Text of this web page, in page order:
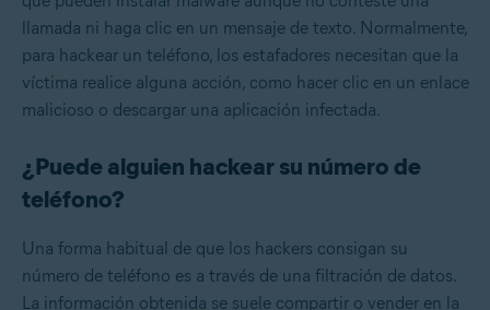
llamada ni haga clic en un mensaje de texto. Normalmente,
para hackear un teléfono, los estafadores necesitan que la
víctima realice alguna acción, como hacer clic en un enlace
malicioso o descargar una aplicación infectada.
¿Puede alguien hackear su número de
teléfono?
Una forma habitual de que los hackers consigan su
número de teléfono es a través de una filtración de datos.
La información obtenida se suele compartir o vender en la